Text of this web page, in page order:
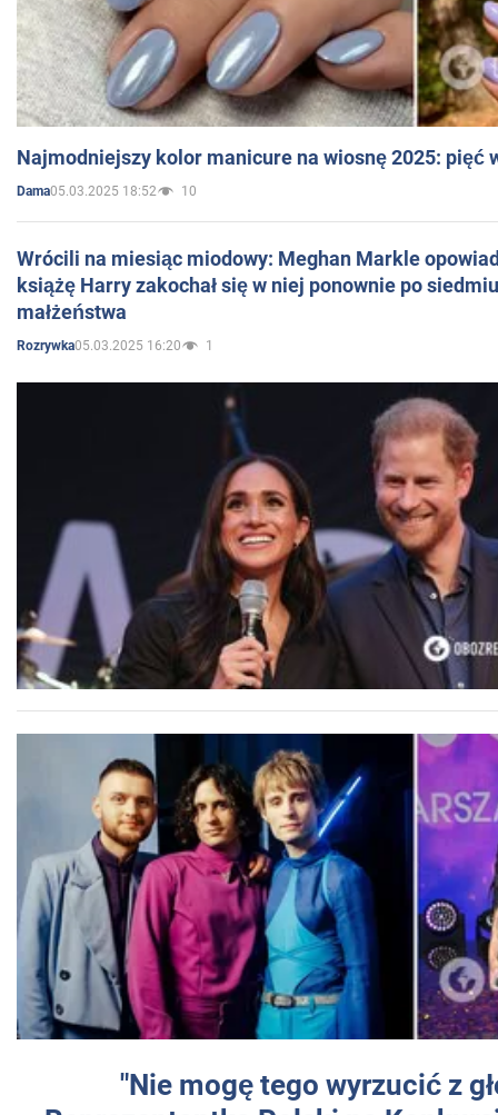
Najmodniejszy kolor manicure na wiosnę 2025: pięć
Dama05.03.2025 18:52 10
Wrócili na miesiąc miodowy: Meghan Markle
książę Harry zakochał się w niej ponownie po
małżeństwa
Rozrywka05.03.2025 16:20 1
"Nie mogę tego wyrzucić z